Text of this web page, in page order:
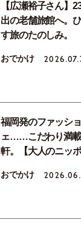
【広瀬裕子さん】
出の老舗旅館へ。
す旅のたのしみ。
おでかけ
福岡発のファッシ
ェ……こだわり満載
軒。【大人のニッ
おでかけ